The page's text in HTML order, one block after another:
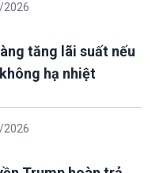
2026
tăng lãi suất nếu
hạ nhiệt
2026